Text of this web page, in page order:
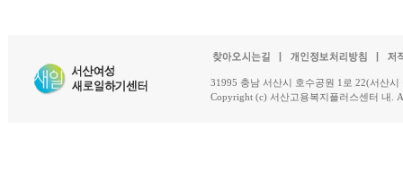
31995 충남 서산시 호수공원 1로 22(서산
Copyright (c) 서산고용복지플러스센터 내.